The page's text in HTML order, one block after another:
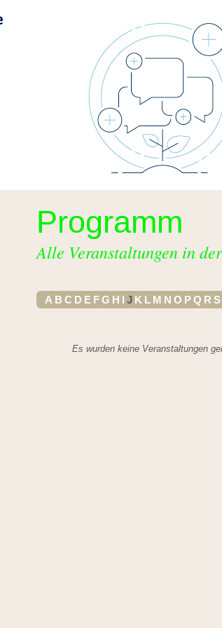
Programm
Alle Veranstaltungen in
A B C D E FG H I J K L M N O PQ R S
Es wurden keine Veranstaltungen